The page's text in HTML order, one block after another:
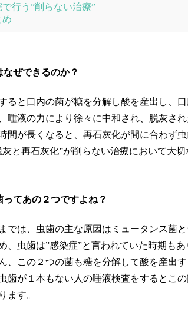
で行う”削らない治療”
め
なぜできるのか？
ると口内の菌が糖を分解し酸を産出し、
唾液の力により徐々に中和され、脱灰さ
間が長くなると、再石灰化が間に合わず
灰と再石灰化”が削らない治療において大切
ってあの２つですよね？
では、虫歯の主な原因はミュータンス菌
、虫歯は”感染症”と言われていた時期もあ
、この２つの菌も糖を分解して酸を産出
歯が１本もない人の唾液検査をするとこ
ます。